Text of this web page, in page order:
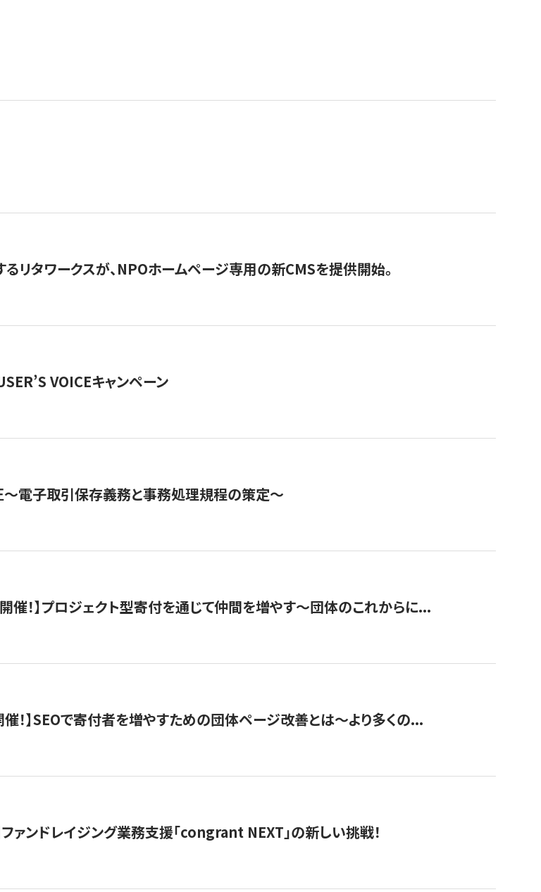
リタワークスが、NPOホームページ専用の新CMSを提供開始。
VOICEキャンペーン
電子取引保存義務と事務処理規程の策定～
催！】プロジェクト型寄付を通じて仲間を増やす～団体のこれからに...
催！】SEOで寄付者を増やすための団体ページ改善とは～より多くの...
ファンドレイジング業務支援「congrant NEXT」の新しい挑戦！